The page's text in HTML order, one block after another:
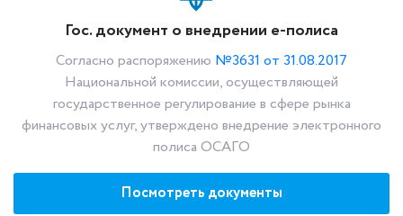
Гос. документ о внедрении е-полиса
Согласно распоряжению №3631 от 31.08.2017
Национальной комиссии, осуществляющей
государственное регулирование в сфере рынка
финансовых услуг, утверждено внедрение электронного
полиса ОСАГО
Посмотреть документы